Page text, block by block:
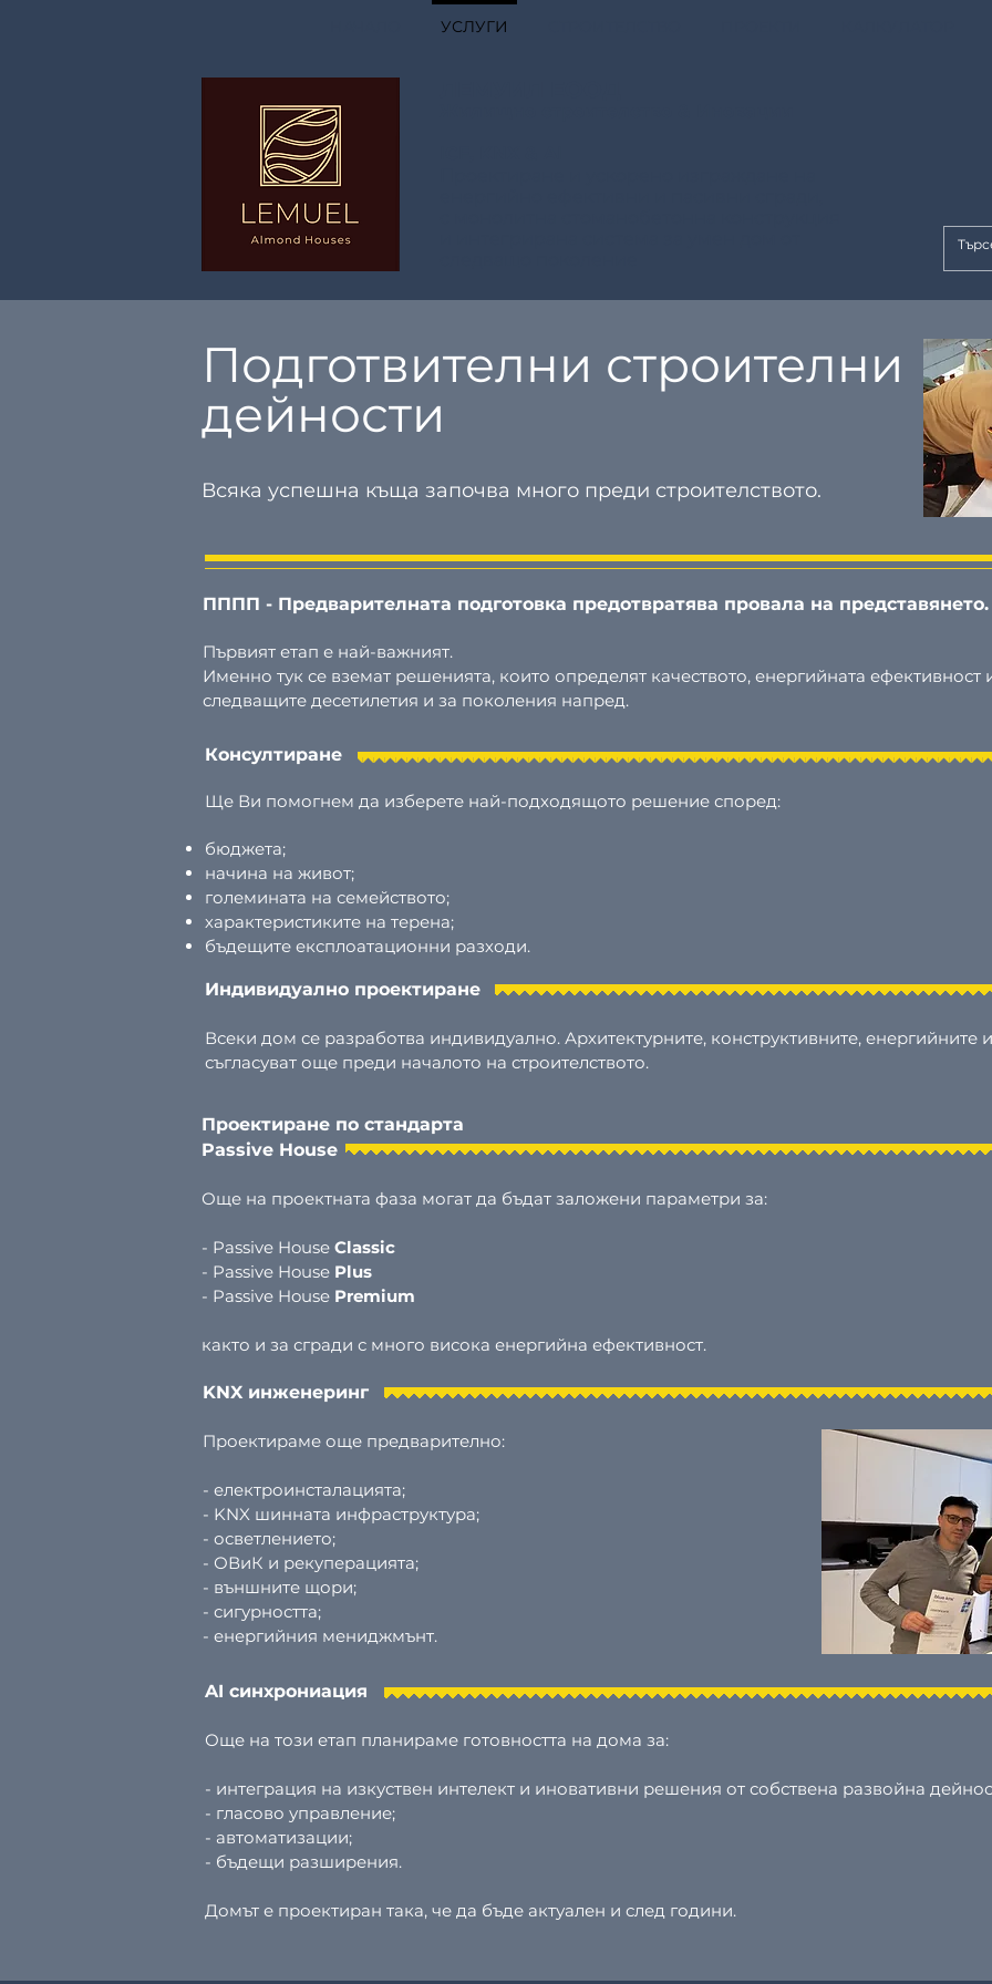
УСЛУГИ
Подготвителни строителни
дейности
Всяка успешна къща започва много преди строителството.
ПППП - Предварителната подготовка предотвратява провала на представянето.
Първият етап е най-важният.
Именно тук се вземат решенията, които определят качеството, енергийната ефективност
следващите десетилетия и за поколения напред.
Консултиране
Ще Ви помогнем да изберете най-подходящото решение според:
бюджета;
начина на живот;
големината на семейството;
характеристиките на терена;
бъдещите експлоатационни разходи.
Индивидуално проектиране
Всеки дом се разработва индивидуално. Архитектурните, конструктивните,
съгласуват още преди началото на строителството.
Проектиране по стандарта
Passive House
Още на проектната фаза могат да бъдат заложени параметри за:
- Passive House Classic
- Passive House Plus
- Passive House Premium
както и за сгради с много висока енергийна ефективност.
KNX инженеринг
Проектираме още предварително:
- електроинсталацията;
- KNX шинната инфраструктура;
- осветлението;
- ОВиК и рекуперацията;
- външните щори;
- сигурността;
- енергийния мениджмънт.
AI синхрониация
Още на този етап планираме готовността на дома за:
- интеграция на изкуствен интелект и иновативни решения от собствена развойна
- гласово управление;
- автоматизации;
- бъдещи разширения.
Домът е проектиран така, че да бъде актуален и след години.